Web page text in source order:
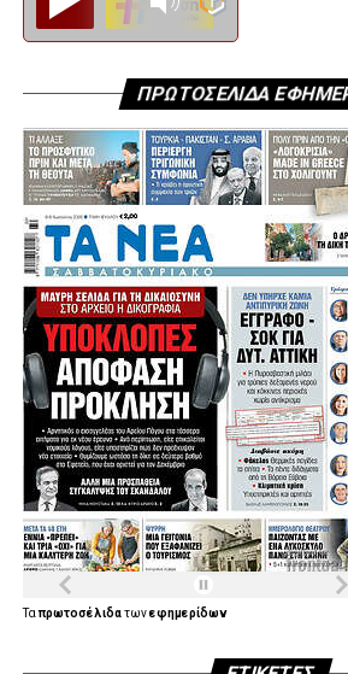
.
.
ΠΡΩΤΟΣΕΛΙΔΑ
Ταπρωτοσέλιδατωνεφημερίδων